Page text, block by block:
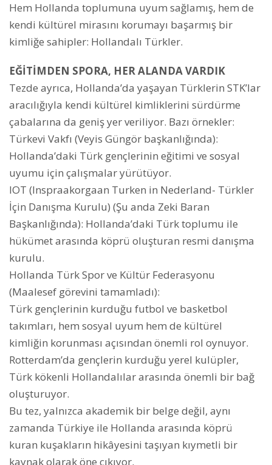
Hem Hollanda toplumuna uyum sağlamış, hem de
kendi kültürel mirasını korumayı başarmış bir
kimliğe sahipler: Hollandalı Türkler.
EĞİTİMDEN SPORA, HER ALANDA VARDIK
Tezde ayrıca, Hollanda’da yaşayan Türklerin STK’lar
aracılığıyla kendi kültürel kimliklerini sürdürme
çabalarına da geniş yer veriliyor. Bazı örnekler:
Türkevi Vakfı (Veyis Güngör başkanlığında):
Hollanda’daki Türk gençlerinin eğitimi ve sosyal
uyumu için çalışmalar yürütüyor.
IOT (Inspraakorgaan Turken in Nederland- Türkler
İçin Danışma Kurulu) (Şu anda Zeki Baran
Başkanlığında): Hollanda’daki Türk toplumu ile
hükümet arasında köprü oluşturan resmi danışma
kurulu.
Hollanda Türk Spor ve Kültür Federasyonu
(Maalesef görevini tamamladı):
Türk gençlerinin kurduğu futbol ve basketbol
takımları, hem sosyal uyum hem de kültürel
kimliğin korunması açısından önemli rol oynuyor.
Rotterdam’da gençlerin kurduğu yerel kulüpler,
Türk kökenli Hollandalılar arasında önemli bir bağ
oluşturuyor.
Bu tez, yalnızca akademik bir belge değil, aynı
zamanda Türkiye ile Hollanda arasında köprü
kuran kuşakların hikâyesini taşıyan kıymetli bir
kaynak olarak öne çıkıyor.